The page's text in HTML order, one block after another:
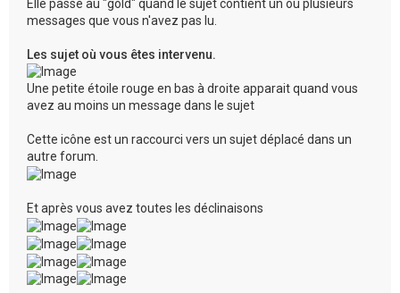
Elle passe au "gold" quand le sujet contient un ou plusieurs
messages que vous n'avez pas lu.
Les sujet où vous êtes intervenu.
Une petite étoile rouge en bas à droite apparait quand vous
avez au moins un message dans le sujet
Cette icône est un raccourci vers un sujet déplacé dans un
autre forum.
Et après vous avez toutes les déclinaisons